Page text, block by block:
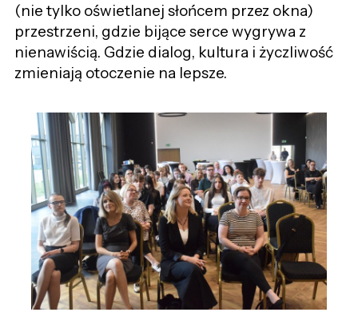
(nie tylko oświetlanej słońcem przez okna)
przestrzeni, gdzie bijące serce wygrywa z
nienawiścią. Gdzie dialog, kultura i życzliwość
zmieniają otoczenie na lepsze.